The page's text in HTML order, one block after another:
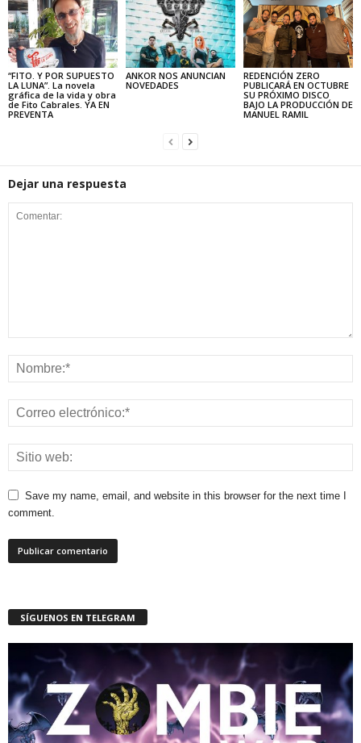
“FITO. Y POR SUPUESTO
LA LUNA”. La novela
gráfica de la vida y obra
de Fito Cabrales. YA EN
PREVENTA
ANKOR NOS ANUNCIAN
NOVEDADES
REDENCIÓN ZERO
PUBLICARÁ EN OCTUBRE
SU PRÓXIMO DISCO
BAJO LA PRODUCCIÓN DE
MANUEL RAMIL
Dejar una respuesta
Save my name, email, and website in this browser for the next time I
comment.
SÍGUENOS EN TELEGRAM